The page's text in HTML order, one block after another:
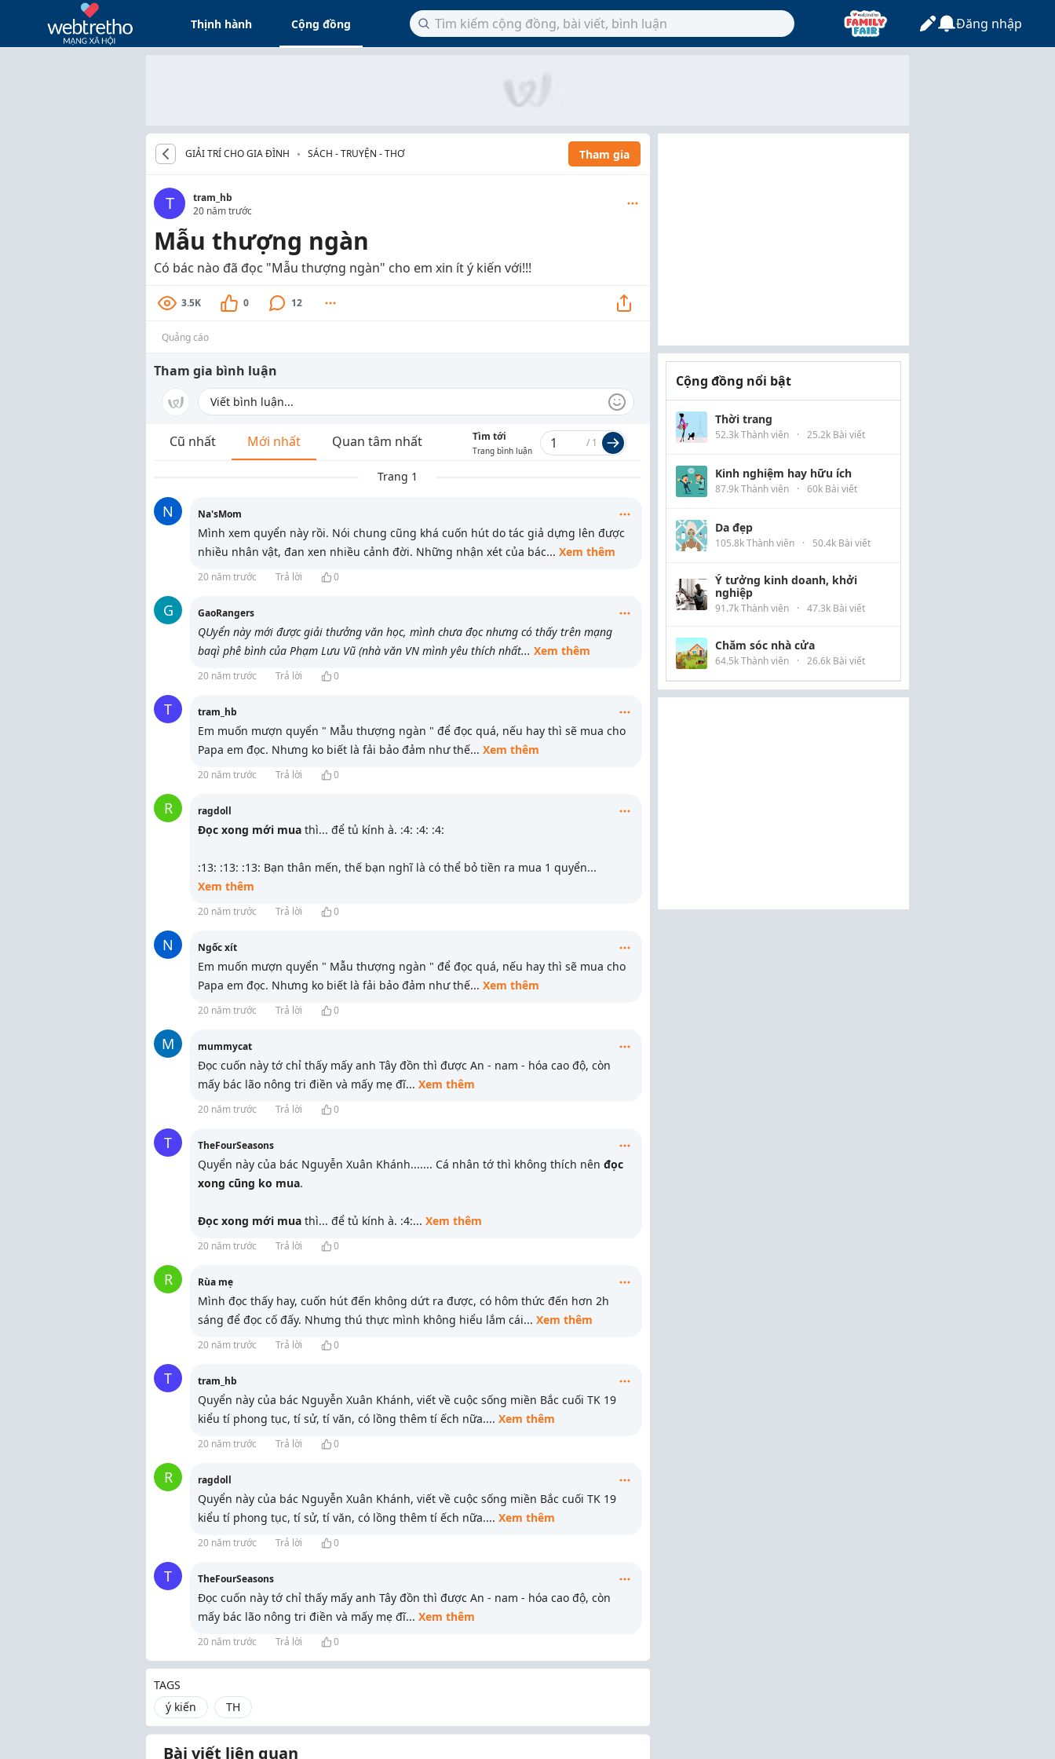
Thịnh hành Cộng đồng Đăng nhập
GIẢI TRÍ CHO GIA ĐÌNH SÁCH - TRUYỆN - THƠ Tham gia
T
tram_hb
20 năm trước
Mẫu thượng ngàn
Có bác nào đã đọc "Mẫu thượng ngàn" cho em xin ít ý kiến với!!!
3.5K 0 12
Quảng cáo
Tham gia bình luận
Cũ nhất Mới nhất Quan tâm nhất Tìm tới
Trang bình luận
/ 1
Trang 1
N Na'sMom
Mình xem quyển này rồi. Nói chung cũng khá cuốn hút do tác giả dựng lên được
nhiều nhân vật, đan xen nhiều cảnh đời. Những nhận xét của bác... Xem thêm
20 năm trước Trả lời 0
G GaoRangers
QUyển này mới được giải thưởng văn học, mình chưa đọc nhưng có thấy trên mạng
baqì phê bình của Phạm Lưu Vũ (nhà văn VN mình yêu thích nhất... Xem thêm
20 năm trước Trả lời 0
T tram_hb
Em muốn mượn quyển " Mẫu thượng ngàn " để đọc quá, nếu hay thì sẽ mua cho
Papa em đọc. Nhưng ko biết là fải bảo đảm như thế... Xem thêm
20 năm trước Trả lời 0
R ragdoll
Đọc xong mới mua thì... để tủ kính à. :4: :4: :4:
:13: :13: :13: Bạn thân mến, thế bạn nghĩ là có thể bỏ tiền ra mua 1 quyển...
Xem thêm
20 năm trước Trả lời 0
N Ngốc xít
Em muốn mượn quyển " Mẫu thượng ngàn " để đọc quá, nếu hay thì sẽ mua cho
Papa em đọc. Nhưng ko biết là fải bảo đảm như thế... Xem thêm
20 năm trước Trả lời 0
M mummycat
Đọc cuốn này tớ chỉ thấy mấy anh Tây đồn thì được An - nam - hóa cao độ, còn
mấy bác lão nông tri điền và mấy mẹ đĩ... Xem thêm
20 năm trước Trả lời 0
T TheFourSeasons
Quyển này của bác Nguyễn Xuân Khánh....... Cá nhân tớ thì không thích nên đọc
xong cũng ko mua.
Đọc xong mới mua thì... để tủ kính à. :4:... Xem thêm
20 năm trước Trả lời 0
R Rùa mẹ
Mình đọc thấy hay, cuốn hút đến không dứt ra được, có hôm thức đến hơn 2h
sáng để đọc cố đấy. Nhưng thú thực mình không hiểu lắm cái... Xem thêm
20 năm trước Trả lời 0
T tram_hb
Quyển này của bác Nguyễn Xuân Khánh, viết về cuộc sống miền Bắc cuối TK 19
kiểu tí phong tục, tí sử, tí văn, có lồng thêm tí ếch nữa.... Xem thêm
20 năm trước Trả lời 0
R ragdoll
Quyển này của bác Nguyễn Xuân Khánh, viết về cuộc sống miền Bắc cuối TK 19
kiểu tí phong tục, tí sử, tí văn, có lồng thêm tí ếch nữa.... Xem thêm
20 năm trước Trả lời 0
T TheFourSeasons
Đọc cuốn này tớ chỉ thấy mấy anh Tây đồn thì được An - nam - hóa cao độ, còn
mấy bác lão nông tri điền và mấy mẹ đĩ... Xem thêm
20 năm trước Trả lời 0
TAGS
ý kiến
TH
Bài viết liên quan
Cộng đồng nổi bật
Thời trang
52.3k Thành viên · 25.2k Bài viết
Kinh nghiệm hay hữu ích
87.9k Thành viên · 60k Bài viết
Da đẹp
105.8k Thành viên · 50.4k Bài viết
Ý tưởng kinh doanh, khởi
nghiệp
91.7k Thành viên · 47.3k Bài viết
Chăm sóc nhà cửa
64.5k Thành viên · 26.6k Bài viết